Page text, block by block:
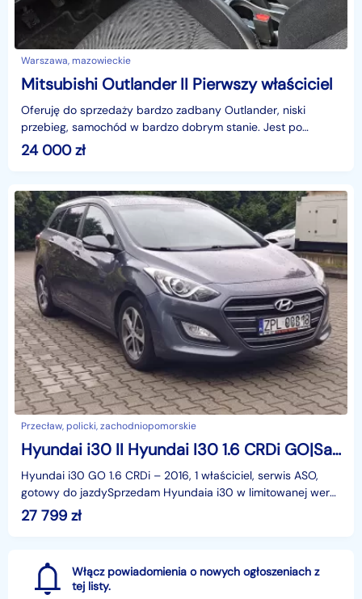
Warszawa, mazowieckie
Mitsubishi Outlander II Pierwszy właściciel
Oferuję do sprzedaży bardzo zadbany Outlander, niski
przebieg, samochód w bardzo dobrym stanie. Jest po
wymianie rozrządu, oleju. Dodatkowo hak, koła pełne zimo
24 000zł
Przecław, policki, zachodniopomorskie
Hyundai i30 II Hyundai I30 1.6 CRDi GO|Salon PL |1 wł. |Rozrząd ASO|Raport rzeczo
Hyundai i30 GO 1.6 CRDi – 2016, 1 właściciel, serwis ASO,
gotowy do jazdySprzedam Hyundaia i30 w limitowanej wersji
GO (Euro 2016). Aut
27 799 zł
Włącz powiadomienia o nowych ogłoszeniach z
tej listy.